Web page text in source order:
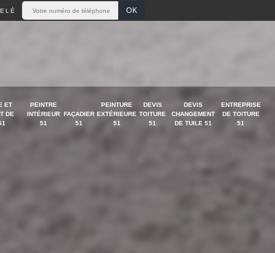
ET
DE
PEINTRE
INTÉRIEUR
51
FAÇADIER
51
PEINTURE
EXTÉRIEURE
51
DEVIS
TOITURE
51
DEVIS
CHANGEMENT
DE TUILE 51
ENTREPRISE
DE TOITURE
51